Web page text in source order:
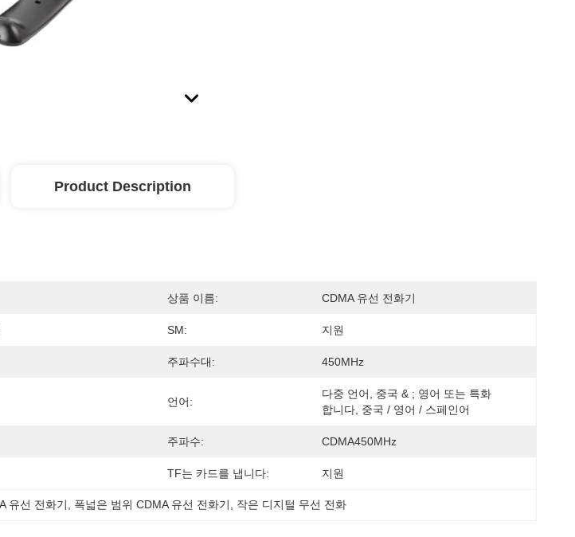
Product Description
상품 이름: CDMA 유선 전화기
SM: 지원
주파수대: 450MHz
언어:
다중 언어, 중국 & ; 영어 또는 특화
합니다, 중국 / 영어 / 스페인어
주파수: CDMA450MHz
TF는 카드를 냅니다: 지원
유선 전화기 폭넓은 범위 CDMA 유선 전화기 작은 디지털 무선 전화